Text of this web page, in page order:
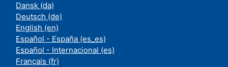
Dansk ‎(da)‎
Deutsch ‎(de)‎
English ‎(en)‎
Español - España ‎(es_es)‎
Español - Internacional ‎(es)‎
Français ‎(fr)‎